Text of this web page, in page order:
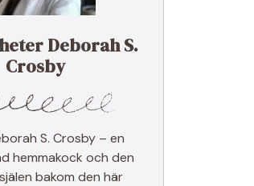
Deborah S.
Crosby
S. Crosby – en
hemmakock och den
bakom den här